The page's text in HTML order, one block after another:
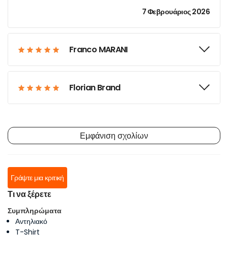
7 Φεβρουάριος 2026
Franco MARANI
Florian Brand
Εμφάνιση σχολίων
Γράψτε μια κριτική
Τι να ξέρετε
Συμπληρώματα
Αντηλιακό
T-Shirt